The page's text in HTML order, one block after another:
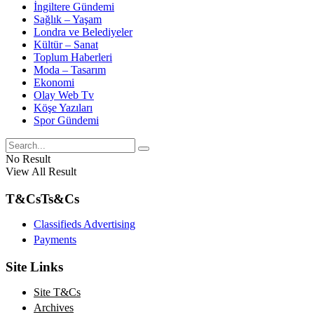
İngiltere Gündemi
Sağlık – Yaşam
Londra ve Belediyeler
Kültür – Sanat
Toplum Haberleri
Moda – Tasarım
Ekonomi
Olay Web Tv
Köşe Yazıları
Spor Gündemi
No Result
View All Result
T&CsTs&Cs
Classifieds Advertising
Payments
Site Links
Site T&Cs
Archives